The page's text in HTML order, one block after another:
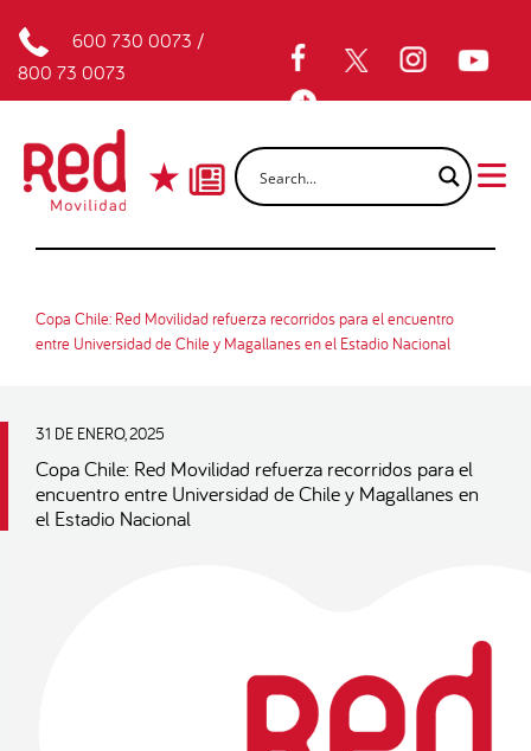
600 730 0073 /
800 73 0073
Copa Chile: Red Movilidad refuerza recorridos para el encuentro
entre Universidad de Chile y Magallanes en el Estadio Nacional
31 DE ENERO, 2025
Copa Chile: Red Movilidad refuerza recorridos para el
encuentro entre Universidad de Chile y Magallanes en
el Estadio Nacional